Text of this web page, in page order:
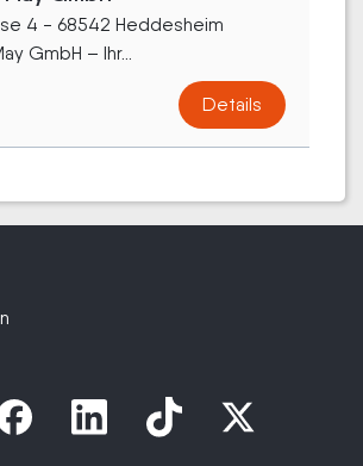
4 - 68542 Heddesheim
GmbH – Ihr...
Details